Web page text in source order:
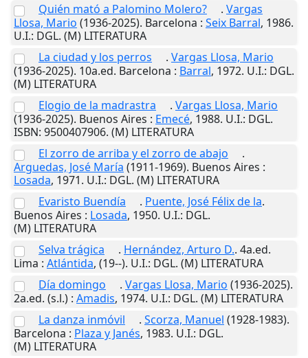
Quién mató a Palomino Molero?
. Vargas
Llosa, Mario (1936-2025). Barcelona : Seix Barral, 1986.
U.I.: DGL. (M) LITERATURA
La ciudad y los perros
. Vargas Llosa, Mario
(1936-2025). 10a.ed. Barcelona : Barral, 1972. U.I.: DGL.
(M) LITERATURA
Elogio de la madrastra
. Vargas Llosa, Mario
(1936-2025). Buenos Aires : Emecé, 1988. U.I.: DGL.
ISBN: 9500407906. (M) LITERATURA
El zorro de arriba y el zorro de abajo
.
Arguedas, José María (1911-1969). Buenos Aires :
Losada, 1971. U.I.: DGL. (M) LITERATURA
Evaristo Buendía
. Puente, José Félix de la.
Buenos Aires : Losada, 1950. U.I.: DGL.
(M) LITERATURA
Selva trágica
. Hernández, Arturo D.. 4a.ed.
Lima : Atlántida, (19--). U.I.: DGL. (M) LITERATURA
Día domingo
. Vargas Llosa, Mario (1936-2025).
2a.ed. (s.l.) : Amadis, 1974. U.I.: DGL. (M) LITERATURA
La danza inmóvil
. Scorza, Manuel (1928-1983).
Barcelona : Plaza y Janés, 1983. U.I.: DGL.
(M) LITERATURA